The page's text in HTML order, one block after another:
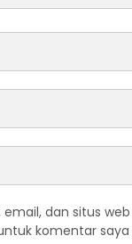
dan situs
komentar saya